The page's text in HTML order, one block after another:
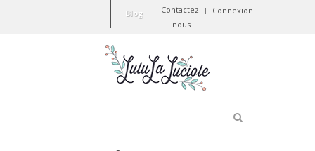
Connexion
Contactez-
nous
Blog